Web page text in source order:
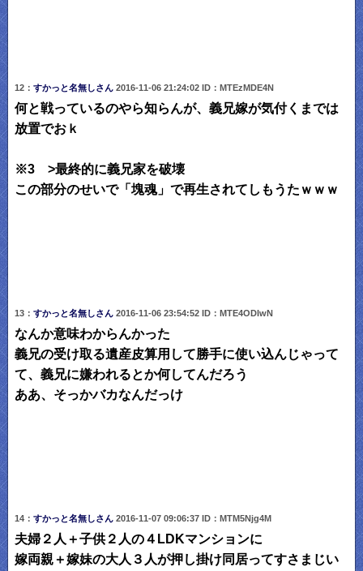
12： すかっと名無しさん 2016-11-06 21:24:02 ID：MTEzMDE4N
何と戦っているのやら知らんが、義兄嫁が気付くまでは
放置でおｋ
※3 >最終的に義兄家を破壊
この部分のせいで「塊魂」で再生されてしもうたｗｗｗ
13： すかっと名無しさん 2016-11-06 23:54:52 ID：MTE4ODIwN
なんか意味わからんかった
義兄の受け取る遺産皮算用して勝手に使い込んじゃって
て、義兄に嫌われるとか何してんだろう
ああ、そっかバカなんだっけ
14： すかっと名無しさん 2016-11-07 09:06:37 ID：MTM5Njg4M
夫婦２人＋子供２人の４LDKマンションに
嫁両親＋嫁妹の大人３人が押し掛け同居ってすさまじい